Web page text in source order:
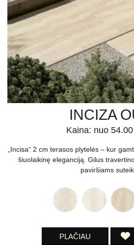
INCIZA
Kaina: nuo
„Incisa“ 2 cm terasos plytelės – kur
šiuolaikinę eleganciją. Gilus
paviršiams
PLAČIAU